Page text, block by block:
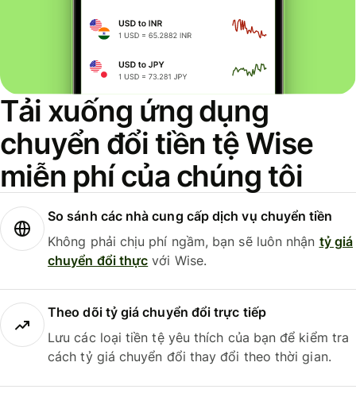
Tải xuống ứng dụng
chuyển đổi tiền tệ Wise
miễn phí của chúng tôi
So sánh các nhà cung cấp dịch vụ chuyển tiền
Không phải chịu phí ngầm, bạn sẽ luôn nhận tỷ giá
chuyển đổi thực với Wise.
Theo dõi tỷ giá chuyển đổi trực tiếp
Lưu các loại tiền tệ yêu thích của bạn để kiểm tra
cách tỷ giá chuyển đổi thay đổi theo thời gian.